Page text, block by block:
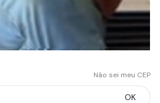
Não sei meu CEP
OK